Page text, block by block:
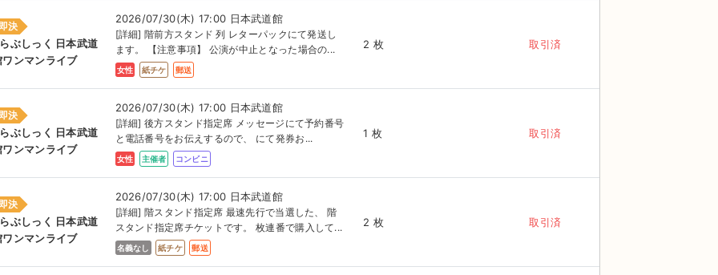
決
ぶしっく 日本武道
ワンマンライブ
2026/07/30(木) 17:00 日本武道館
[詳細] 階前方スタンド 列 レターパックにて発送し
ます。 【注意事項】 公演が中止となった場合の...
女性 紙チケ 郵送
2 枚 取引済
決
ぶしっく 日本武道
ワンマンライブ
2026/07/30(木) 17:00 日本武道館
[詳細] 後方スタンド指定席 メッセージにて予約番号
と電話番号をお伝えするので、 にて発券お...
女性 主催者 コンビニ
1 枚 取引済
決
ぶしっく 日本武道
ワンマンライブ
2026/07/30(木) 17:00 日本武道館
[詳細] 階スタンド指定席 最速先行で当選した、 階
スタンド指定席チケットです。 枚連番で購入して...
名義なし 紙チケ 郵送
2 枚 取引済